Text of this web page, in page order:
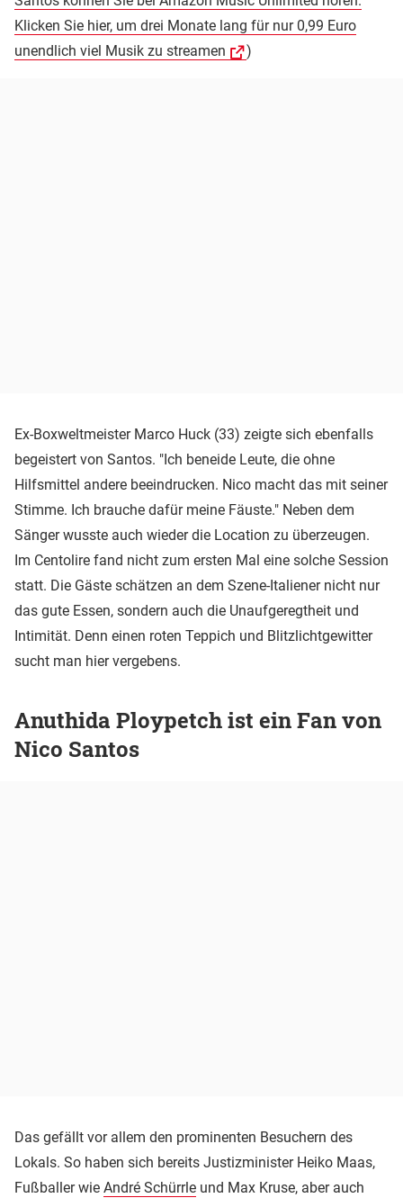
Klicken Sie hier, um drei Monate lang für nur 0,99 Euro
unendlich viel Musik zu streamen
)
Ex-Boxweltmeister Marco Huck (33) zeigte sich ebenfalls
begeistert von Santos. "Ich beneide Leute, die ohne
Hilfsmittel andere beeindrucken. Nico macht das mit seiner
Stimme. Ich brauche dafür meine Fäuste." Neben dem
Sänger wusste auch wieder die Location zu überzeugen.
Im Centolire fand nicht zum ersten Mal eine solche Session
statt. Die Gäste schätzen an dem Szene-Italiener nicht nur
das gute Essen, sondern auch die Unaufgeregtheit und
Intimität. Denn einen roten Teppich und Blitzlichtgewitter
sucht man hier vergebens.
Anuthida Ploypetch ist ein Fan von
Nico Santos
Das gefällt vor allem den prominenten Besuchern des
Lokals. So haben sich bereits Justizminister Heiko Maas,
Fußballer wie André Schürrle und Max Kruse, aber auch